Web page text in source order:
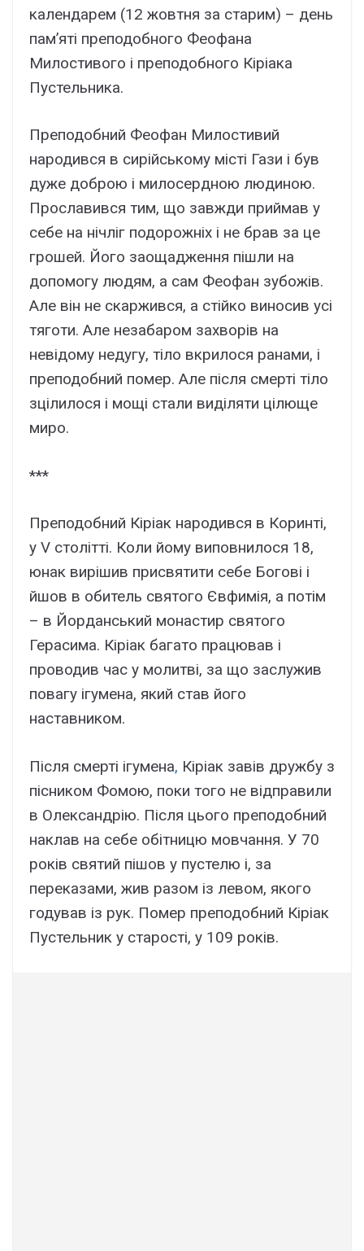
календарем (12 жовтня за старим) – день
пам’яті преподобного Феофана
Милостивого і преподобного Кіріака
Пустельника.
Преподобний Феофан Милостивий
народився в сирійському місті Гази і був
дуже доброю і милосердною людиною.
Прославився тим, що завжди приймав у
себе на нічліг подорожніх і не брав за це
грошей. Його заощадження пішли на
допомогу людям, а сам Феофан зубожів.
Але він не скаржився, а стійко виносив усі
тяготи. Але незабаром захворів на
невідому недугу, тіло вкрилося ранами, і
преподобний помер. Але після смерті тіло
зцілилося і мощі стали виділяти цілюще
миро.
***
Преподобний Кіріак народився в Коринті,
у V столітті. Коли йому виповнилося 18,
юнак вирішив присвятити себе Богові і
йшов в обитель святого Євфимія, а потім
– в Йорданський монастир святого
Герасима. Кіріак багато працював і
проводив час у молитві, за що заслужив
повагу ігумена, який став його
наставником.
Після смерті ігумена, Кіріак завів дружбу з
пісником Фомою, поки того не відправили
в Олександрію. Після цього преподобний
наклав на себе обітницю мовчання. У 70
років святий пішов у пустелю і, за
переказами, жив разом із левом, якого
годував із рук. Помер преподобний Кіріак
Пустельник у старості, у 109 років.